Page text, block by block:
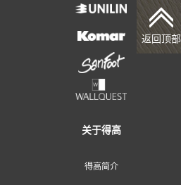
返回顶部